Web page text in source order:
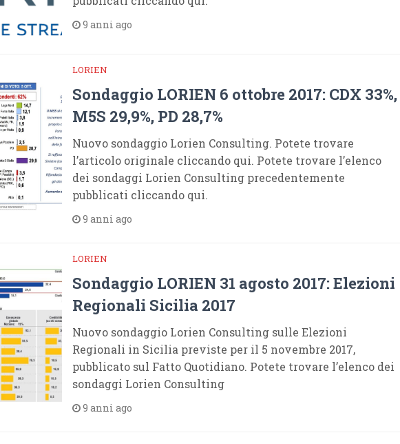
9 anni ago
LORIEN
Sondaggio LORIEN 6 ottobre 2017: CDX 33%,
M5S 29,9%, PD 28,7%
Nuovo sondaggio Lorien Consulting. Potete trovare
l’articolo originale cliccando qui. Potete trovare l’elenco
dei sondaggi Lorien Consulting precedentemente
pubblicati cliccando qui.
9 anni ago
LORIEN
Sondaggio LORIEN 31 agosto 2017: Elezioni
Regionali Sicilia 2017
Nuovo sondaggio Lorien Consulting sulle Elezioni
Regionali in Sicilia previste per il 5 novembre 2017,
pubblicato sul Fatto Quotidiano. Potete trovare l’elenco dei
sondaggi Lorien Consulting
9 anni ago